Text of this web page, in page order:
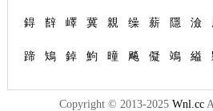
鍀 辥 嶧 冀 親 缲 薪 隱 澰
蹄 鴙 鋽 鮈 曈 飚 儗 鴗 縊
Copyright © 2013-2025 Wnl.cc